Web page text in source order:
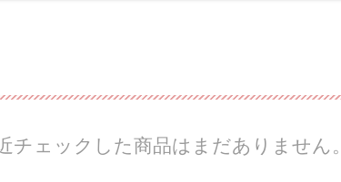
チェックした商品はまだありません。